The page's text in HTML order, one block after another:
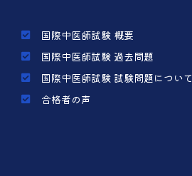
国際中医師試験 概要
国際中医師試験 過去問題
国際中医師試験 試験問題について
合格者の声